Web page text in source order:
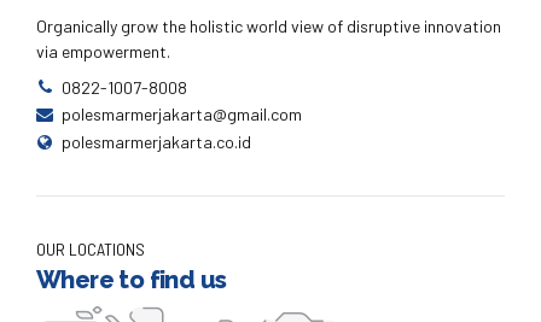
Organically grow the holistic world view of disruptive innovation
via empowerment.
0822-1007-8008
polesmarmerjakarta@gmail.com
polesmarmerjakarta.co.id
OUR LOCATIONS
Where to find us